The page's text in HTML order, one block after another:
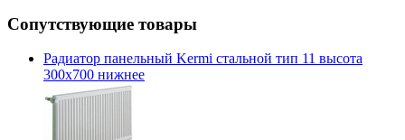
Сопутствующие товары
Радиатор панельный Kermi стальной тип 11 высота
300х700 нижнее